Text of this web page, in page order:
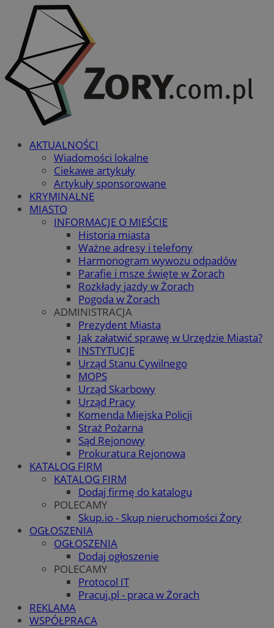
AKTUALNOŚCI
Wiadomości lokalne
Ciekawe artykuły
Artykuły sponsorowane
KRYMINALNE
MIASTO
INFORMACJE O MIEŚCIE
Historia miasta
Ważne adresy i telefony
Harmonogram wywozu odpadów
Parafie i msze święte w Żorach
Rozkłady jazdy w Żorach
Pogoda w Żorach
ADMINISTRACJA
Prezydent Miasta
Jak załatwić sprawę w Urzędzie Miasta?
INSTYTUCJE
Urząd Stanu Cywilnego
MOPS
Urząd Skarbowy
Urząd Pracy
Komenda Miejska Policji
Straż Pożarna
Sąd Rejonowy
Prokuratura Rejonowa
KATALOG FIRM
KATALOG FIRM
Dodaj firmę do katalogu
POLECAMY
Skup.io - Skup nieruchomości Żory
OGŁOSZENIA
OGŁOSZENIA
Dodaj ogłoszenie
POLECAMY
Protocol IT
Pracuj.pl - praca w Żorach
REKLAMA
WSPÓŁPRACA